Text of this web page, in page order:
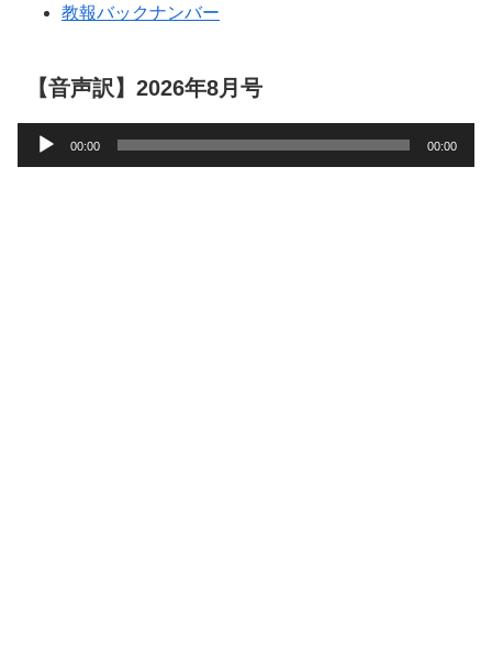
教報バックナンバー
【音声訳】2026年8月号
声
00:00 00:00